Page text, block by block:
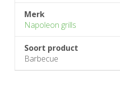
Merk
Napoleon grills
Soort product
Barbecue